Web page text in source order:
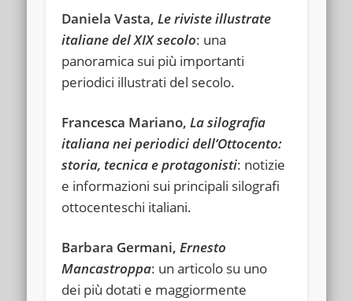
Daniela Vasta,Le riviste illustrate
italiane del XIX secolo: una
panoramica sui più importanti
periodici illustrati del secolo.
Francesca Mariano,La silografia
italiana nei periodici dell’Ottocento:
storia, tecnica e protagonisti: notizie
e informazioni sui principali silografi
ottocenteschi italiani.
Barbara Germani,Ernesto
Mancastroppa: un articolo su uno
dei più dotati e maggiormente